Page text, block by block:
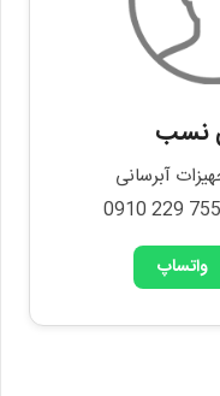
نسب
آبرسانی
واتساپ